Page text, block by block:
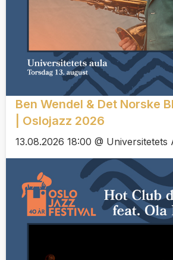
Ben Wendel & Det Norske
| Oslojazz 2026
13.08.2026 18:00 @ Universitetets